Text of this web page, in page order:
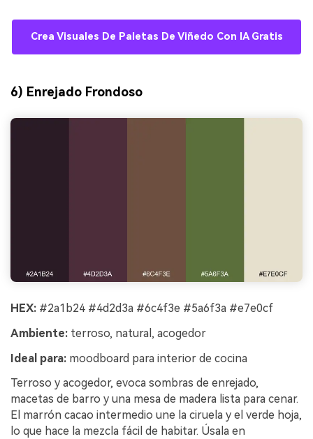
Crea Visuales De Paletas De Viñedo Con IA Gratis
6) Enrejado Frondoso
HEX: #2a1b24 #4d2d3a #6c4f3e #5a6f3a #e7e0cf
Ambiente: terroso, natural, acogedor
Ideal para: moodboard para interior de cocina
Terroso y acogedor, evoca sombras de enrejado,
macetas de barro y una mesa de madera lista para cenar.
El marrón cacao intermedio une la ciruela y el verde hoja,
lo que hace la mezcla fácil de habitar. Úsala en